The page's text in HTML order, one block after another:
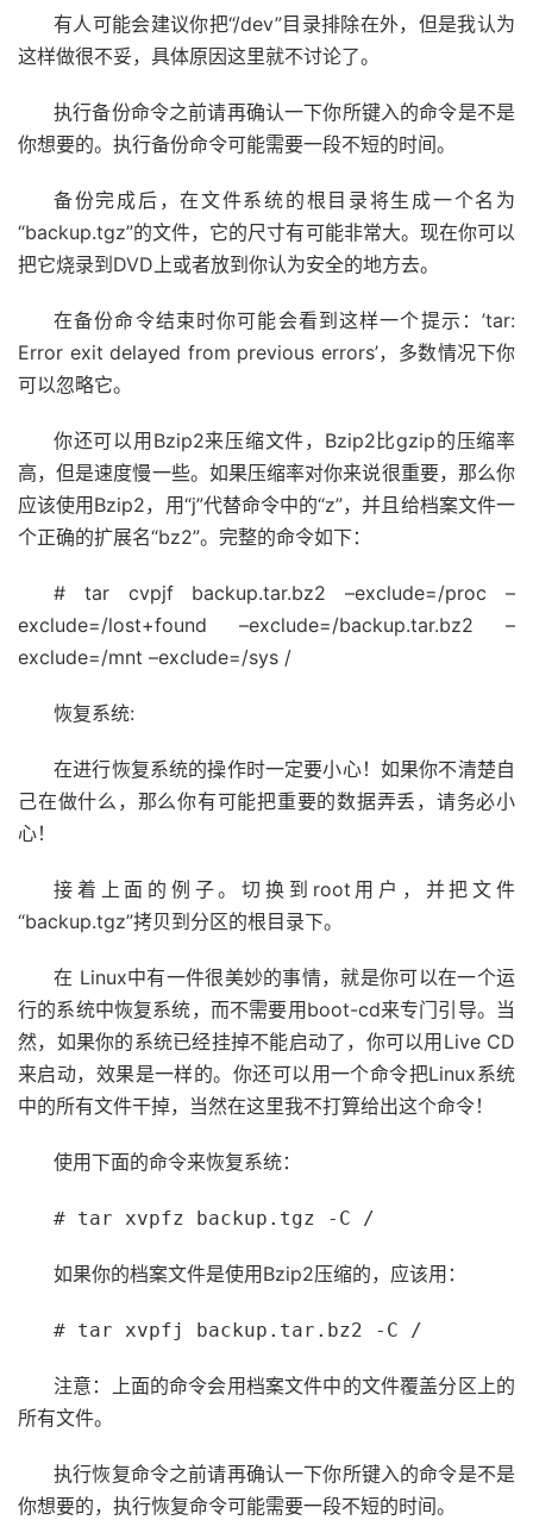
有人可能会建议你把“/dev”目录排除在外，但是我认为
这样做很不妥，具体原因这里就不讨论了。
执行备份命令之前请再确认一下你所键入的命令是不是
你想要的。执行备份命令可能需要一段不短的时间。
备份完成后，在文件系统的根目录将生成一个名为
“backup.tgz”的文件，它的尺寸有可能非常大。现在你可以
把它烧录到DVD上或者放到你认为安全的地方去。
在备份命令结束时你可能会看到这样一个提示：’tar:
Error exit delayed from previous errors’，多数情况下你
可以忽略它。
你还可以用Bzip2来压缩文件，Bzip2比gzip的压缩率
高，但是速度慢一些。如果压缩率对你来说很重要，那么你
应该使用Bzip2，用“j”代替命令中的“z”，并且给档案文件一
个正确的扩展名“bz2”。完整的命令如下：
# tar cvpjf backup.tar.bz2 –exclude=/proc –
exclude=/lost+found –exclude=/backup.tar.bz2 –
exclude=/mnt –exclude=/sys /
恢复系统:
在进行恢复系统的操作时一定要小心！如果你不清楚自
己在做什么，那么你有可能把重要的数据弄丢，请务必小
心！
接着上面的例子。切换到root用户，并把文件
“backup.tgz”拷贝到分区的根目录下。
在 Linux中有一件很美妙的事情，就是你可以在一个运
行的系统中恢复系统，而不需要用boot-cd来专门引导。当
然，如果你的系统已经挂掉不能启动了，你可以用Live CD
来启动，效果是一样的。你还可以用一个命令把Linux系统
中的所有文件干掉，当然在这里我不打算给出这个命令！
使用下面的命令来恢复系统：
# tar xvpfz backup.tgz -C /
如果你的档案文件是使用Bzip2压缩的，应该用：
# tar xvpfj backup.tar.bz2 -C /
注意：上面的命令会用档案文件中的文件覆盖分区上的
所有文件。
执行恢复命令之前请再确认一下你所键入的命令是不是
你想要的，执行恢复命令可能需要一段不短的时间。